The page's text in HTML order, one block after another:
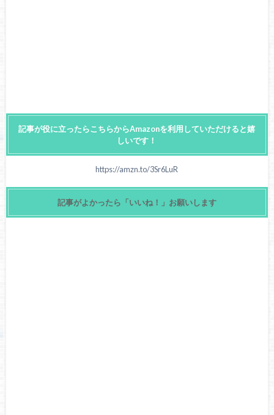
記事が役に立ったらこちらからAmazonを利用していただけると嬉
しいです！
https://amzn.to/3Sr6LuR
記事がよかったら「いいね！」お願いします